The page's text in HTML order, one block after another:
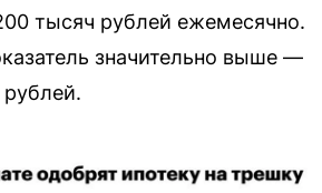
тысяч рублей ежемесячно.
значительно выше —